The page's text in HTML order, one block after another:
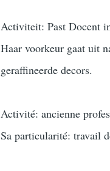
Activiteit: Past Docent
Haar voorkeur gaat uit
geraffineerde decors.
Activité: ancienne
Sa particularité: travail